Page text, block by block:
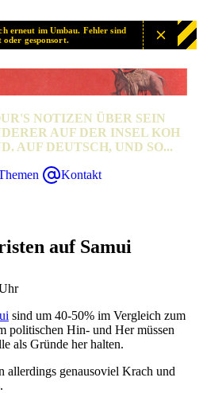
erneut im Umbau. Fehler sind
oder gesponsort.
SAMUI!
NOTIZEN ÜBER SEIN
AUF DER INSEL KOH
AUF DEUTSCH, UND SO...
Kontakt
auf Samui
sind um 40-50% im Vergleich zum
politischen Hin- und Her müssen
als Gründe her halten.
allerdings genausoviel Krach und